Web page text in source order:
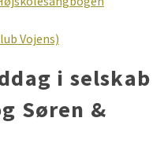
Vojens)
i selskab
Søren &